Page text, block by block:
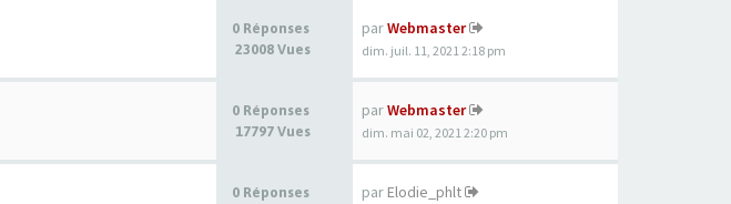
0 Réponses
23008 Vues
parWebmaster
dim. juil. 11, 2021 2:18 pm
0 Réponses
17797 Vues
parWebmaster
dim. mai 02, 2021 2:20 pm
0 Réponses
par Elodie_phlt